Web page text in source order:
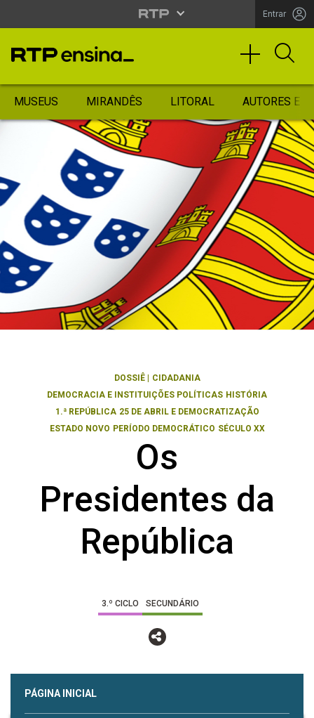
Entrar
MUSEUS MIRANDÊS LITORAL AUTORES
DOSSIÊ|
CIDADANIA
DEMOCRACIA E INSTITUIÇÕES POLÍTICAS HISTÓRIA
1.ª REPÚBLICA 25 DE ABRIL E DEMOCRATIZAÇÃO
ESTADO NOVO PERÍODO DEMOCRÁTICO SÉCULO XX
Os
Presidentes da
República
3.º CICLO SECUNDÁRIO
PÁGINA INICIAL